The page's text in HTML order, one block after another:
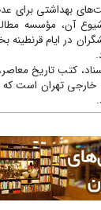
آن، مؤسسه
ایام قرنطینه
کتب تاریخ معاصر،
تهران است که